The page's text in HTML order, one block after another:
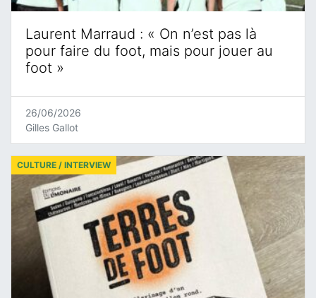
Laurent Marraud : « On n’est pas là
pour faire du foot, mais pour jouer au
foot »
26/06/2026
Gilles Gallot
CULTURE / INTERVIEW